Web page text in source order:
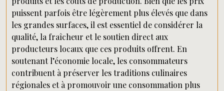
puissent parfois être légèrement plus élevés que dans
les grandes surfaces, il est essentiel de considérer la
qualité, la fraîcheur et le soutien direct aux
producteurs locaux que ces produits offrent. En
soutenant l’économie locale, les consommateurs
contribuent à préserver les traditions culinaires
régionales et à promouvoir une consommation plus